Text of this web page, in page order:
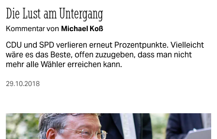
Die Lust am Untergang
Kommentar von Michael Koß
CDU und SPD verlieren erneut Prozentpunkte. Vielleicht
wäre es das Beste, offen zuzugeben, dass man nicht
mehr alle Wähler erreichen kann.
29.10.2018